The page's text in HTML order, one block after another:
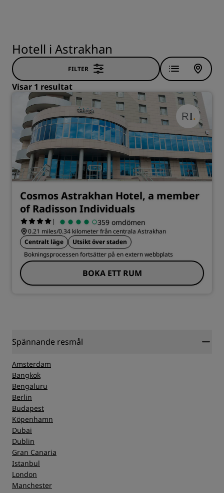
Hotell i Astrakhan
FILTER
Visar 1 resultat
Cosmos Astrakhan Hotel, a member
of Radisson Individuals
| 359 omdömen
0.21 miles/0.34 kilometer från centrala Astrakhan
Centralt läge
Utsikt över staden
Bokningsprocessen fortsätter på en extern webbplats
BOKA ETT RUM
Spännande resmål
Amsterdam
Bangkok
Bengaluru
Berlin
Budapest
Köpenhamn
Dubai
Dublin
Gran Canaria
Istanbul
London
Manchester